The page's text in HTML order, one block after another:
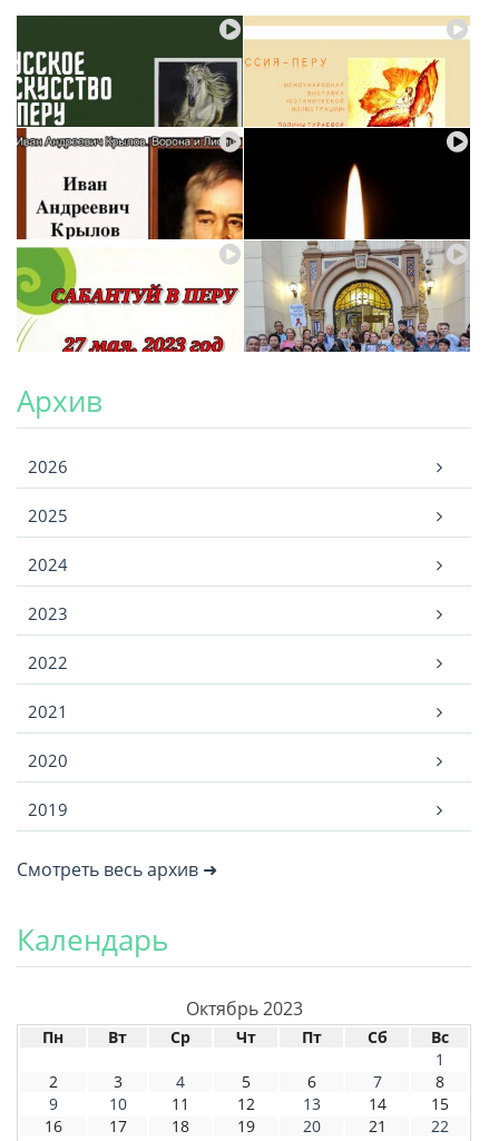
Архив
2026
2025
2024
2023
2022
2021
2020
2019
Смотреть весь архив ➜
Календарь
Октябрь 2023
Пн Вт Ср Чт Пт Сб
Вс
1
2
3 4 5 6 7
8
9
10 11 12 13 14
15
16
17 18 19 20 21
22